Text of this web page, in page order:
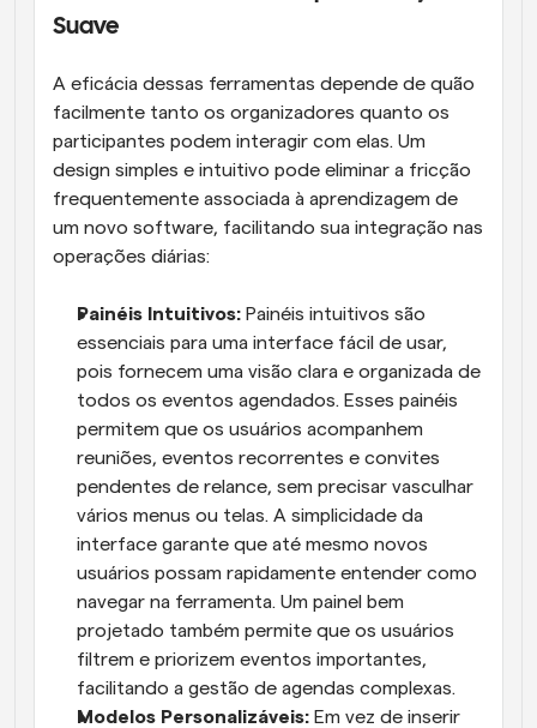
Suave
A eficácia dessas ferramentas depende de quão
facilmente tanto os organizadores quanto os
participantes podem interagir com elas. Um
design simples e intuitivo pode eliminar a fricção
frequentemente associada à aprendizagem de
um novo software, facilitando sua integração nas
operações diárias:
Painéis Intuitivos: Painéis intuitivos são
essenciais para uma interface fácil de usar,
pois fornecem uma visão clara e organizada de
todos os eventos agendados. Esses painéis
permitem que os usuários acompanhem
reuniões, eventos recorrentes e convites
pendentes de relance, sem precisar vasculhar
vários menus ou telas. A simplicidade da
interface garante que até mesmo novos
usuários possam rapidamente entender como
navegar na ferramenta. Um painel bem
projetado também permite que os usuários
filtrem e priorizem eventos importantes,
facilitando a gestão de agendas complexas.
Modelos Personalizáveis: Em vez de inserir